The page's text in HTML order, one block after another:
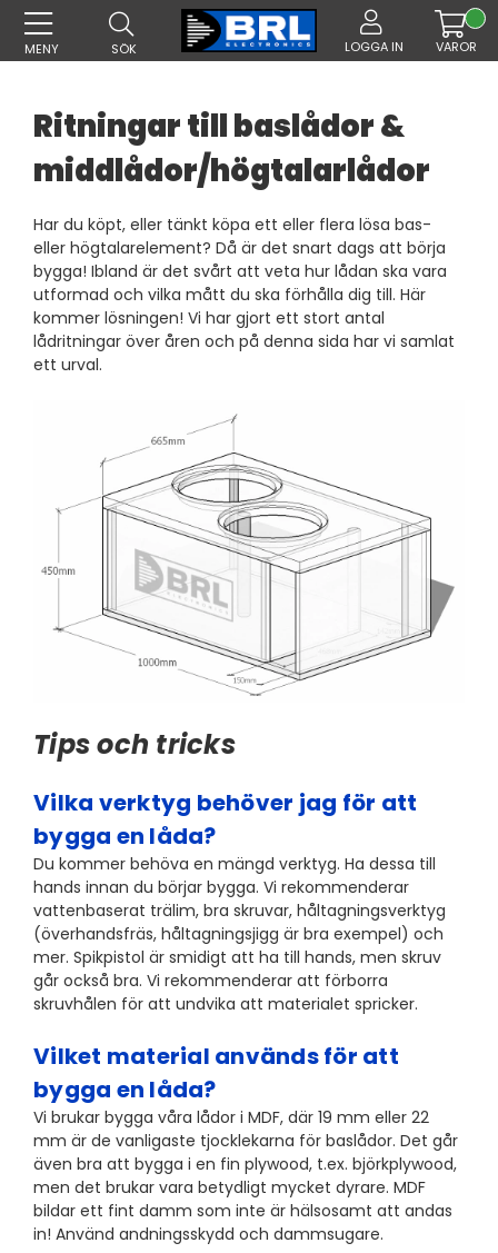
MENY SÖK LOGGA IN VAROR
Ritningar till baslådor &
middlådor/högtalarlådor
Har du köpt, eller tänkt köpa ett eller flera lösa bas-
eller högtalarelement? Då är det snart dags att börja
bygga! Ibland är det svårt att veta hur lådan ska vara
utformad och vilka mått du ska förhålla dig till. Här
kommer lösningen! Vi har gjort ett stort antal
lådritningar över åren och på denna sida har vi samlat
ett urval.
Tips och tricks
Vilka verktyg behöver jag för att
bygga en låda?
Du kommer behöva en mängd verktyg. Ha dessa till
hands innan du börjar bygga. Vi rekommenderar
vattenbaserat trälim, bra skruvar, håltagningsverktyg
(överhandsfräs, håltagningsjigg är bra exempel) och
mer. Spikpistol är smidigt att ha till hands, men skruv
går också bra. Vi rekommenderar att förborra
skruvhålen för att undvika att materialet spricker.
Vilket material används för att
bygga en låda?
Vi brukar bygga våra lådor i MDF, där 19 mm eller 22
mm är de vanligaste tjocklekarna för baslådor. Det går
även bra att bygga i en fin plywood, t.ex. björkplywood,
men det brukar vara betydligt mycket dyrare. MDF
bildar ett fint damm som inte är hälsosamt att andas
in! Använd andningsskydd och dammsugare.